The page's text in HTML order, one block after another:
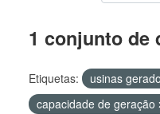
1 conjunto de
Etiquetas: usinas
capacidade de geração